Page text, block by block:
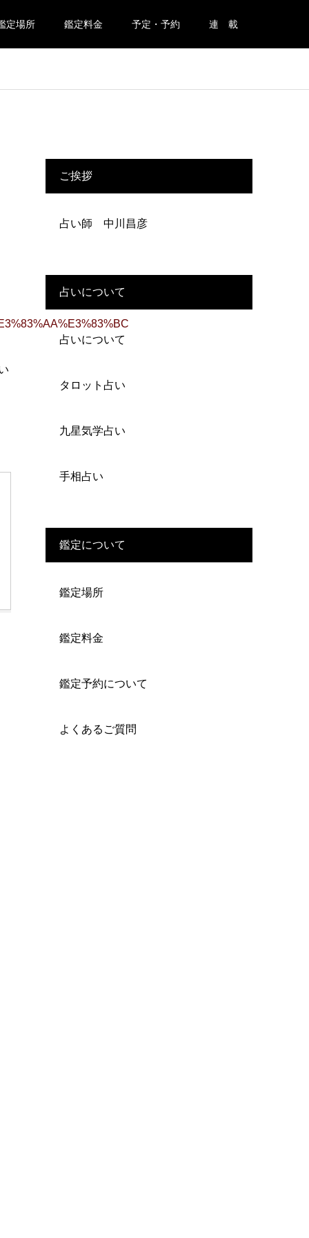
定場所 鑑定料金 予定・予約 連 載
ご挨拶
占い師 中川昌彦
占いについて
占いについて
タロット占い
九星気学占い
手相占い
鑑定について
鑑定場所
鑑定料金
鑑定予約について
よくあるご質問